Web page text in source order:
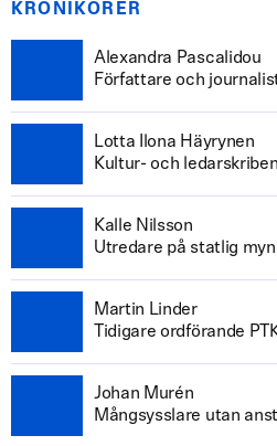
KRÖNIKÖRER
Alexandra Pascalidou
Författare och
Lotta Ilona Häyrynen
Kultur- och
Kalle Nilsson
Utredare på statlig
Martin Linder
Tidigare ordförande
Johan Murén
Mångsysslare utan